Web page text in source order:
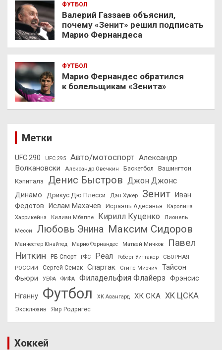
ФУТБОЛ
Валерий Газзаев объяснил,
почему «Зенит» решил подписать
Марио Фернандеса
ФУТБОЛ
Марио Фернандес обратился
к болельщикам «Зенита»
Метки
UFC 290 UFC 295 Авто/мотоспорт Александр
Волкановски
Александр Овечкин Баскетбол
Вашингтон
Кэпиталз
Денис Быстров Джон Джонс
Динамо Дрикус Дю Плесси Дэн Хукер Зенит
Иван
Федотов
Ислам Махачев Исраэль Адесанья
Каролина
Харрикейнз
Килиан Мбаппе Кирилл Куценко
Лионель
Месси
Любовь Энина Максим Сидоров
Манчестер Юнайтед Марио Фернандес Матвей Мичков
Павел
Ниткин
РБ Спорт РФС Реал Роберт Уиттакер
СБОРНАЯ
РОССИИ
Сергей Семак Спартак Стипе Миочич
Тайсон
Фьюри
УЕФА ФИФА Филадельфия Флайерз Фрэнсис
Нганну Футбол ХК Авангард ХК СКА ХК ЦСКА
Эксклюзив Яир Родригес
Хоккей